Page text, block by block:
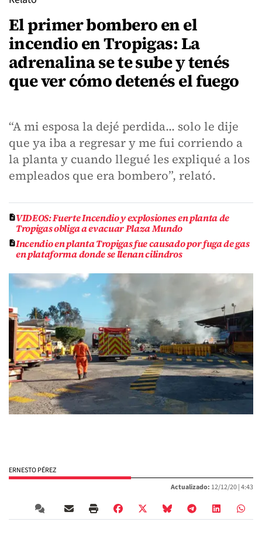
El primer bombero en el
incendio en Tropigas: La
adrenalina se te sube y tenés
que ver cómo detenés el fuego
“A mi esposa la dejé perdida... solo le dije
que ya iba a regresar y me fui corriendo a
la planta y cuando llegué les expliqué a los
empleados que era bombero”, relató.
VIDEOS: Fuerte Incendio y explosiones en planta de
Tropigas obliga a evacuar Plaza Mundo
Incendio en planta Tropigas fue causado por fuga de gas
en plataforma donde se llenan cilindros
ERNESTO PÉREZ
Actualizado: 12/12/20 |4:43